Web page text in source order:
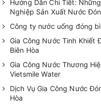
Hướng Dẫn Chi Tiết:
Nghiệp Sản Xuất Nước
Công ty nước uống đóng
Gia Công Nước Tinh Khiết
Biên Hòa
Gia Công Nước Thương
Vietsmile Water
Dịch Vụ Gia Công Nước
Hòa